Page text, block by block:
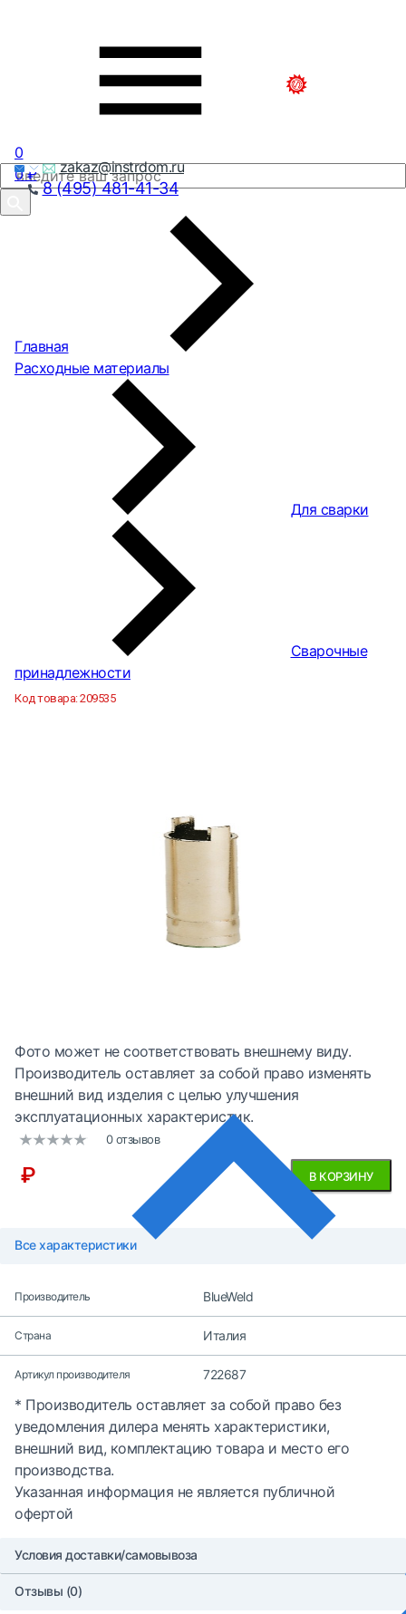
zakaz@instrdom.ru
8 (495) 481-41-34
0
0₽
Главная
Расходные материалы
Для сварки
Сварочные
принадлежности
Код товара:209535
Фото может не соответствовать внешнему виду.
Производитель оставляет за собой право изменять
внешний вид изделия с целью улучшения
эксплуатационных характеристик.
0 отзывов
₽ В КОРЗИНУ
Все характеристики
Производитель BlueWeld
Страна Италия
Артикул производителя 722687
* Производитель оставляет за собой право без
уведомления дилера менять характеристики,
внешний вид, комплектацию товара и место его
производства.
Указанная информация не является публичной
офертой
Условия доставки/самовывоза
Отзывы (0)